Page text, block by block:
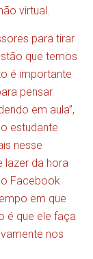
virtual.
para tirar
que temos
é importante
pensar
em aula”,
estudante
nesse
lazer da hora
Facebook
em que
é que ele faça
nos